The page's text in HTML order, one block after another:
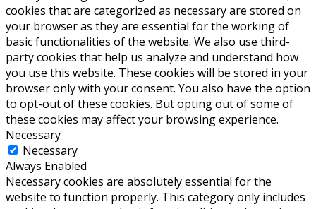
cookies that are categorized as necessary are stored on
your browser as they are essential for the working of
basic functionalities of the website. We also use third-
party cookies that help us analyze and understand how
you use this website. These cookies will be stored in your
browser only with your consent. You also have the option
to opt-out of these cookies. But opting out of some of
these cookies may affect your browsing experience.
Necessary
Necessary
Always Enabled
Necessary cookies are absolutely essential for the
website to function properly. This category only includes